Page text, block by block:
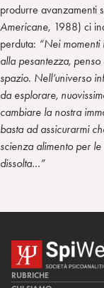
produrre avanzamenti
Americane, 1988) ci
perduta: “Nei momenti
alla pesantezza,
spazio. Nell’universo
da esplorare,
cambiare la nostra
basta ad assicurarmi
scienza alimento per
dissolta…”
RUBRICHE